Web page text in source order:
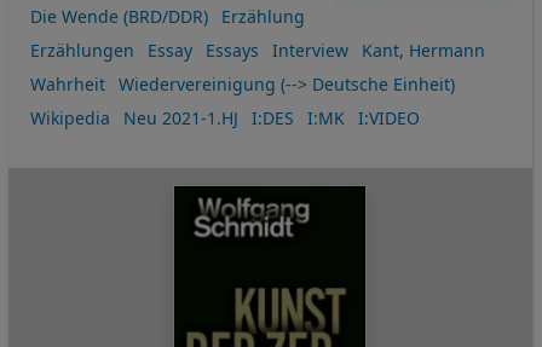
Die Wende (BRD/DDR)
Erzählung
Erzählungen
Essay Essays Interview
Kant, Hermann
Wahrheit
Wiedervereinigung (--> Deutsche Einheit)
Wikipedia
Neu 2021-1.HJ I:DES I:MK I:VIDEO